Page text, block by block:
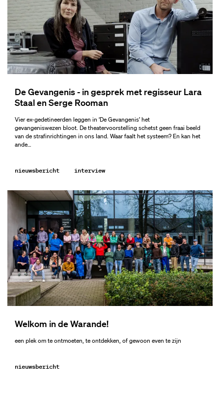
De Gevangenis - in gesprek met regisseur Lara
Staal en Serge Rooman
Vier ex-gedetineerden leggen in ‘De Gevangenis’ het
gevangeniswezen bloot. De theatervoorstelling schetst geen fraai beeld
van de strafinrichtingen in ons land. Waar faalt het systeem? En kan het
ande…
nieuwsbericht interview
Welkom in de Warande!
een plek om te ontmoeten, te ontdekken, of gewoon even te zijn
nieuwsbericht